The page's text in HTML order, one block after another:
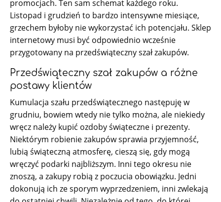
promocjach. Ten sam schemat każdego roku.
Listopad i grudzień to bardzo intensywne miesiące,
grzechem byłoby nie wykorzystać ich potencjału. Sklep
internetowy musi być odpowiednio wcześnie
przygotowany na przedświąteczny szał zakupów.
Przedświąteczny szał zakupów a różne
postawy klientów
Kumulacja szału przedświątecznego następuję w
grudniu, bowiem wtedy nie tylko można, ale niekiedy
wręcz należy kupić ozdoby świąteczne i prezenty.
Niektórym robienie zakupów sprawia przyjemność,
lubią świąteczną atmosferę, cieszą się, gdy mogą
wręczyć podarki najbliższym. Inni tego okresu nie
znoszą, a zakupy robią z poczucia obowiązku. Jedni
dokonują ich ze sporym wyprzedzeniem, inni zwlekają